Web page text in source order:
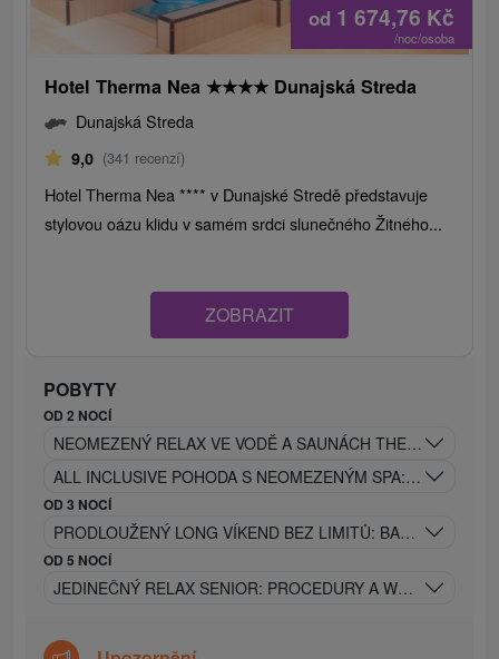
od 1 674,76 Kč
/noc/osoba
Hotel Therma Nea ★★★★ Dunajská Streda
Dunajská Streda
9,0 (341 recenzí)
Hotel Therma Nea **** v Dunajské Stredě představuje
stylovou oázu klidu v samém srdci slunečného Žitného...
ZOBRAZIT
POBYTY
OD 2 NOCÍ
NEOMEZENÝ RELAX VE VODĚ A SAUNÁCH
ALL INCLUSIVE POHODA S NEOMEZENÝM SPA: TERMÁLNÍ
OD 3 NOCÍ
PRODLOUŽENÝ LONG VÍKEND BEZ LIMITŮ: BAZÉNY,
OD 5 NOCÍ
JEDINEČNÝ RELAX SENIOR: PROCEDURY A WELLNESS